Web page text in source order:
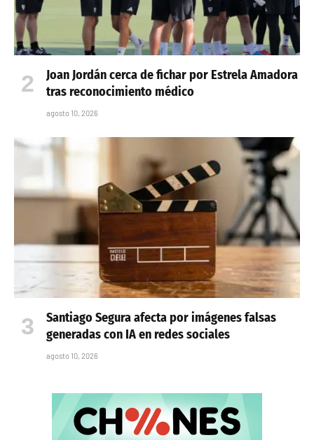
Joan Jordán cerca de fichar por Estrela Amadora
tras reconocimiento médico
agosto 10, 2026
Santiago Segura afecta por imágenes falsas
generadas con IA en redes sociales
agosto 10, 2026